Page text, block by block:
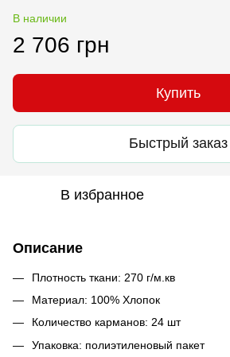
В наличии
2 706 грн
Купить
Быстрый заказ
В избранное
Описание
Плотность ткани: 270 г/м.кв
Материал: 100% Хлопок
Количество карманов: 24 шт
Упаковка: полиэтиленовый пакет